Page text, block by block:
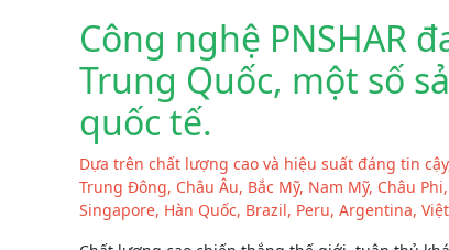
Công nghệ PNSHAR
Trung Quốc, một số
quốc tế.
Dựa trên chất lượng cao và hiệu suất đáng tin
Trung Đông, Châu Âu, Bắc Mỹ, Nam Mỹ, Châu
Singapore, Hàn Quốc, Brazil, Peru, Argentina,